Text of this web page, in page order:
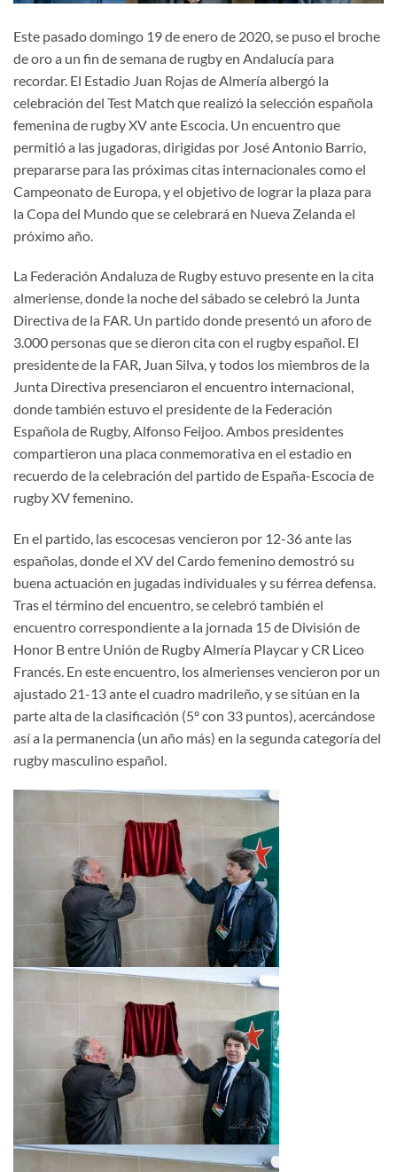
Este pasado domingo 19 de enero de 2020, se puso el broche
de oro a un fin de semana de rugby en Andalucía para
recordar. El Estadio Juan Rojas de Almería albergó la
celebración del Test Match que realizó la selección española
femenina de rugby XV ante Escocia. Un encuentro que
permitió a las jugadoras, dirigidas por José Antonio Barrio,
prepararse para las próximas citas internacionales como el
Campeonato de Europa, y el objetivo de lograr la plaza para
la Copa del Mundo que se celebrará en Nueva Zelanda el
próximo año.
La Federación Andaluza de Rugby estuvo presente en la cita
almeriense, donde la noche del sábado se celebró la Junta
Directiva de la FAR. Un partido donde presentó un aforo de
3.000 personas que se dieron cita con el rugby español. El
presidente de la FAR, Juan Silva, y todos los miembros de la
Junta Directiva presenciaron el encuentro internacional,
donde también estuvo el presidente de la Federación
Española de Rugby, Alfonso Feijoo. Ambos presidentes
compartieron una placa conmemorativa en el estadio en
recuerdo de la celebración del partido de España-Escocia de
rugby XV femenino.
En el partido, las escocesas vencieron por 12-36 ante las
españolas, donde el XV del Cardo femenino demostró su
buena actuación en jugadas individuales y su férrea defensa.
Tras el término del encuentro, se celebró también el
encuentro correspondiente a la jornada 15 de División de
Honor B entre Unión de Rugby Almería Playcar y CR Liceo
Francés. En este encuentro, los almerienses vencieron por un
ajustado 21-13 ante el cuadro madrileño, y se sitúan en la
parte alta de la clasificación (5º con 33 puntos), acercándose
así a la permanencia (un año más) en la segunda categoría del
rugby masculino español.